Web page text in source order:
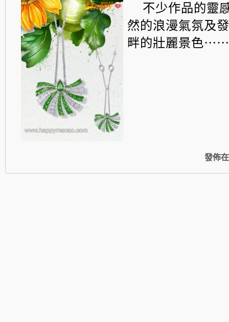
不少作品的靈
然的浪漫氣氛及
畔的壯麗景色⋯⋯
發佈在